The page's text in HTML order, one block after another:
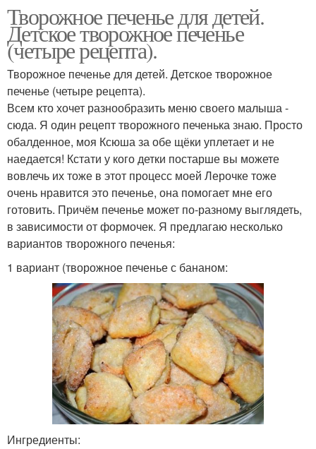
Творожное печенье для детей.
Детское творожное печенье
(четыре рецепта).
Творожное печенье для детей. Детское творожное
печенье (четыре рецепта).
Всем кто хочет разнообразить меню своего малыша -
сюда. Я один рецепт творожного печенька знаю. Просто
обалденное, моя Ксюша за обе щёки уплетает и не
наедается! Кстати у кого детки постарше вы можете
вовлечь их тоже в этот процесс моей Лерочке тоже
очень нравится это печенье, она помогает мне его
готовить. Причём печенье может по-разному выглядеть,
в зависимости от формочек. Я предлагаю несколько
вариантов творожного печенья:
1 вариант (творожное печенье с бананом:
Ингредиенты: